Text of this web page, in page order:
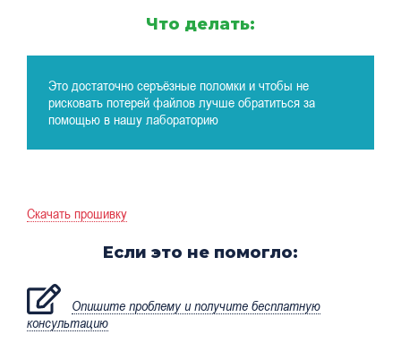
Что делать:
Это достаточно серъёзные поломки и чтобы не
рисковать потерей файлов лучше обратиться за
помощью в нашу лабораторию
Скачать прошивку
Если это не помогло:
Опишите проблему и получите бесплатную
консультацию